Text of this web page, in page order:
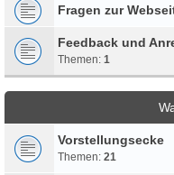
Fragen zur
Feedback und
Themen: 1
Vorstellungsecke
Themen: 21